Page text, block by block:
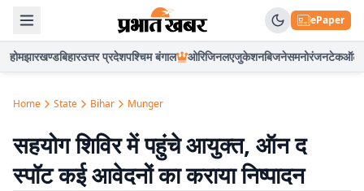
ePaper
होमझारखण्डबिहारउत्तर प्रदेशपश्चिम बंगाल ओरिजिनलएजुकेशनबिजनेसमनोरंजनटेकऑटो
Home State Bihar Munger
सहयोग शिविर में पहुंचे आयुक्त, ऑन द
स्पॉट कई आवेदनों का कराया निष्पादन